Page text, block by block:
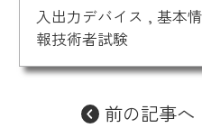
入出力デバイス , 基本
報技術者試験
前の記事へ